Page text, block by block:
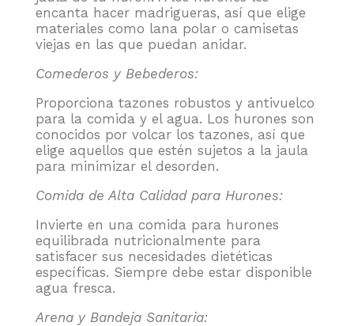
encanta hacer madrigueras, así que elige
materiales como lana polar o camisetas
viejas en las que puedan anidar.
Comederos y Bebederos:
Proporciona tazones robustos y antivuelco
para la comida y el agua. Los hurones son
conocidos por volcar los tazones, así que
elige aquellos que estén sujetos a la jaula
para minimizar el desorden.
Comida de Alta Calidad para Hurones:
Invierte en una comida para hurones
equilibrada nutricionalmente para
satisfacer sus necesidades dietéticas
específicas. Siempre debe estar disponible
agua fresca.
Arena y Bandeja Sanitaria: